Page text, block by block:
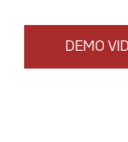
DEMO